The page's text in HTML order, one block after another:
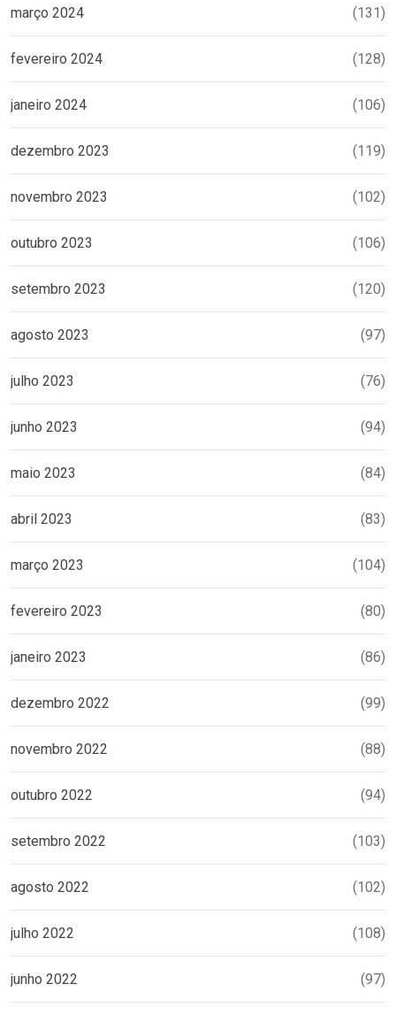
março 2024 (131)
fevereiro 2024 (128)
janeiro 2024 (106)
dezembro 2023 (119)
novembro 2023 (102)
outubro 2023 (106)
setembro 2023 (120)
agosto 2023 (97)
julho 2023 (76)
junho 2023 (94)
maio 2023 (84)
abril 2023 (83)
março 2023 (104)
fevereiro 2023 (80)
janeiro 2023 (86)
dezembro 2022 (99)
novembro 2022 (88)
outubro 2022 (94)
setembro 2022 (103)
agosto 2022 (102)
julho 2022 (108)
junho 2022 (97)